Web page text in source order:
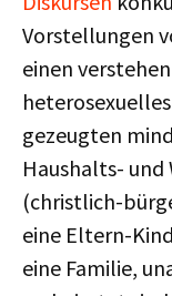
Vorstellungen
einen
gezeugten
Haushalts-
(christlich-
eine Eltern-
eine Familie,